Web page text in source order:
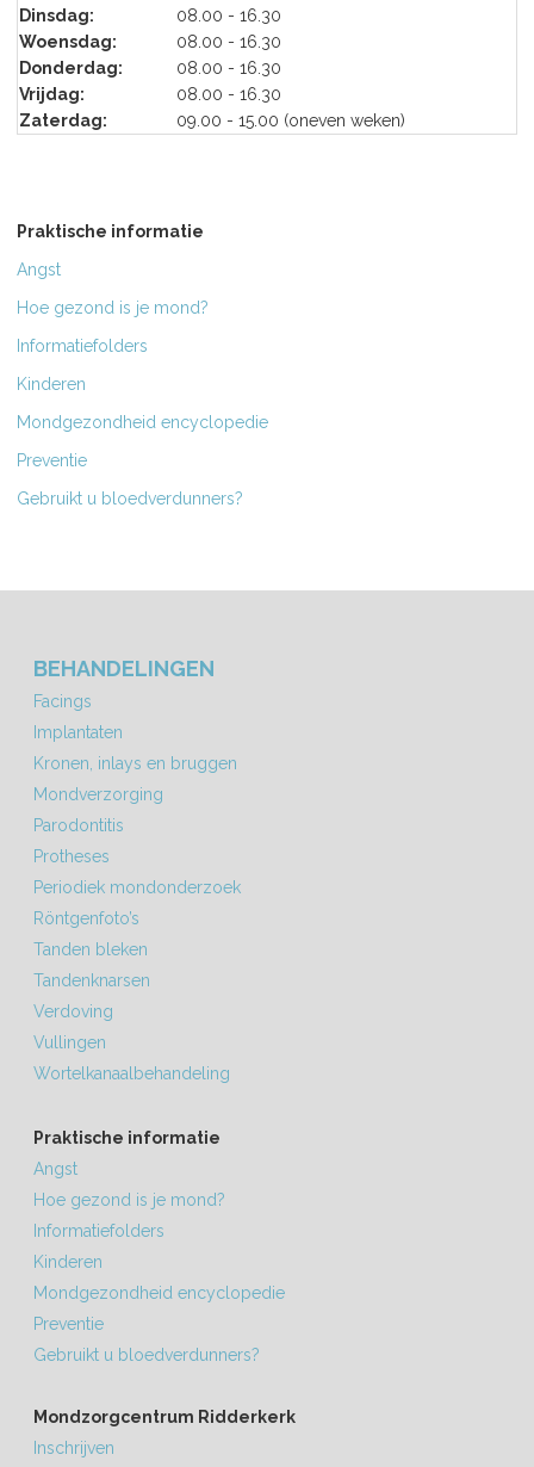
Dinsdag:
08.00 - 16.30
Woensdag:
08.00 - 16.30
Donderdag:
08.00 - 16.30
Vrijdag:
08.00 - 16.30
Zaterdag:
09.00 - 15.00 (oneven weken)
Praktische informatie
Angst
Hoe gezond is je mond?
Informatiefolders
Kinderen
Mondgezondheid encyclopedie
Preventie
Gebruikt u bloedverdunners?
BEHANDELINGEN
Facings
Implantaten
Kronen, inlays en bruggen
Mondverzorging
Parodontitis
Protheses
Periodiek mondonderzoek
Röntgenfoto’s
Tanden bleken
Tandenknarsen
Verdoving
Vullingen
Wortelkanaalbehandeling
Praktische informatie
Angst
Hoe gezond is je mond?
Informatiefolders
Kinderen
Mondgezondheid encyclopedie
Preventie
Gebruikt u bloedverdunners?
Mondzorgcentrum Ridderkerk
Inschrijven